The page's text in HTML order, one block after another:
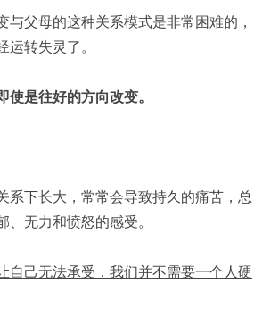
与父母的这种关系模式是非常困难的，
运转失灵了。
使是往好的方向改变。
系下长大，常常会导致持久的痛苦，总
、无力和愤怒的感受。
自己无法承受，我们并不需要一个人硬